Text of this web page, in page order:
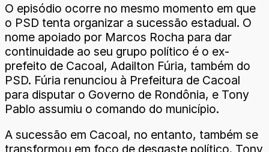
O episódio ocorre no mesmo momento em que
o PSD tenta organizar a sucessão estadual. O
nome apoiado por Marcos Rocha para dar
continuidade ao seu grupo político é o ex-
prefeito de Cacoal, Adailton Fúria, também do
PSD. Fúria renunciou à Prefeitura de Cacoal
para disputar o Governo de Rondônia, e Tony
Pablo assumiu o comando do município.
A sucessão em Cacoal, no entanto, também se
transformou em foco de desgaste político. Tony